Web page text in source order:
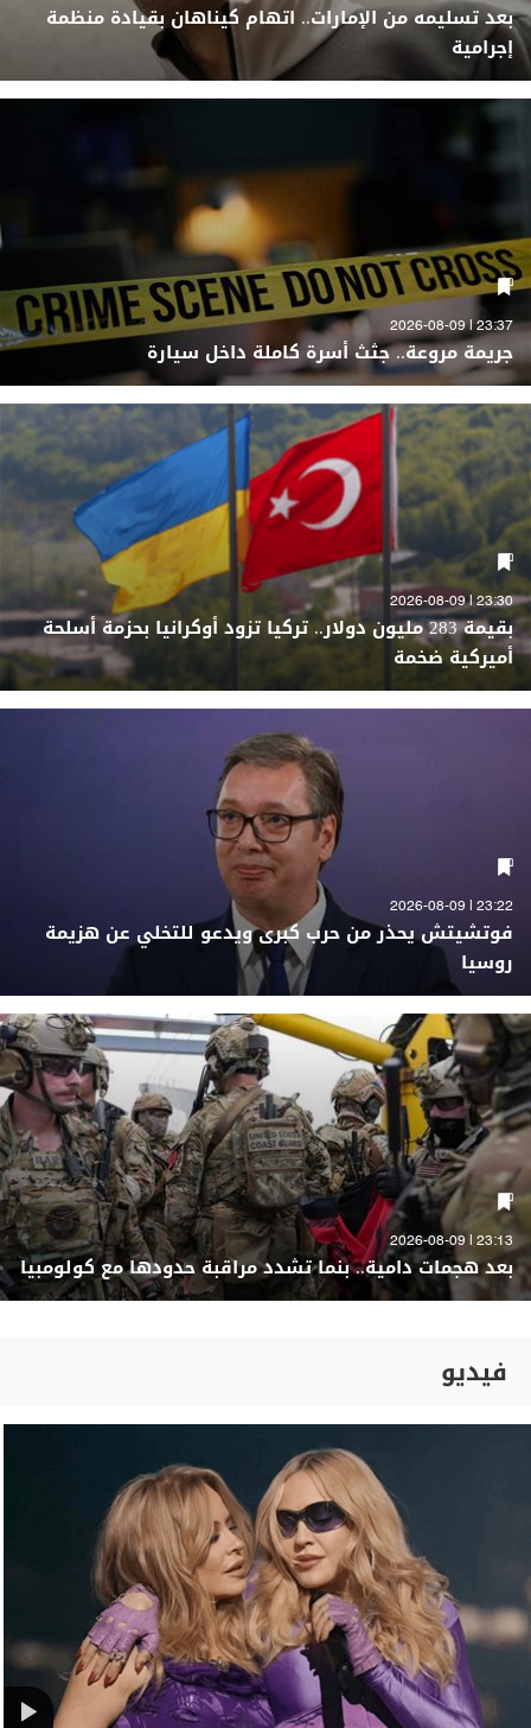
بعد تسليمه من الإمارات.. اتهام كيناهان بقيادة منظمة
إجرامية
23:37 | 2026-08-09
جريمة مروعة.. جثث أسرة كاملة داخل سيارة
23:30 | 2026-08-09
بقيمة 283 مليون دولار.. تركيا تزود أوكرانيا بحزمة أسلحة
أميركية ضخمة
23:22 | 2026-08-09
فوتشيتش يحذر من حرب كبرى ويدعو للتخلي عن هزيمة
روسيا
23:13 | 2026-08-09
بعد هجمات دامية.. بنما تشدد مراقبة حدودها مع كولومبيا
فيديو